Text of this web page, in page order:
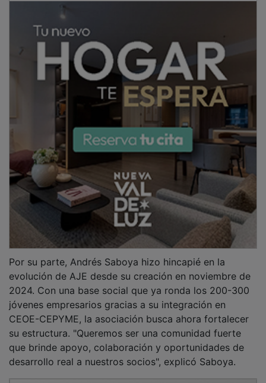
Por su parte, Andrés Saboya hizo hincapié en la
evolución de AJE desde su creación en noviembre de
2024. Con una base social que ya ronda los 200-300
jóvenes empresarios gracias a su integración en
CEOE-CEPYME, la asociación busca ahora fortalecer
su estructura. "Queremos ser una comunidad fuerte
que brinde apoyo, colaboración y oportunidades de
desarrollo real a nuestros socios", explicó Saboya.
PUBLICIDAD